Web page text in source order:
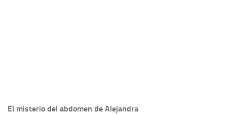
El misterio del abdomen de Alejandra